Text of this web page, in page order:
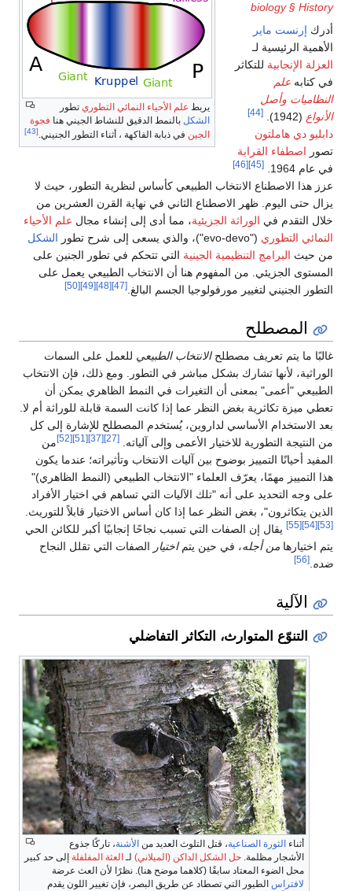
يربط علم الأحياء النمائي التطوري تطور
الشكل بالنمط الدقيق للنشاط الجيني هنا فجوة
الجين في ذبابة الفاكهة ، أثناء التطور الجنيني.[43]
biology § History
أدرك إرنست ماير
الأهمية الرئيسية لـ
العزلة الإنجابية للتكاثر
في كتابه علم
النظاميات وأصل
الأنواع (1942).
[44]
دابليو دي هاملتون
تصور اصطفاء القرابة
في عام 1964.
[45]
[46]
عزز هذا الاصطناع الانتخاب الطبيعي كأساس لنظرية التطور، حيث لا
يزال حتى اليوم. ظهر الاصطناع الثاني في نهاية القرن العشرين من
خلال التقدم في الوراثة الجزيئية، مما أدى إلى إنشاء مجال علم الأحياء
النمائي التطوري ("evo-devo")، والذي يسعى إلى شرح تطور
الشكل
من حيث البرامج التنظيمية الجينية التي تتحكم في تطور الجنين على
المستوى الجزيئي. من المفهوم هنا أن الانتخاب الطبيعي يعمل على
التطور الجنيني لتغيير مورفولوجيا الجسم البالغ. [47]
[48]
[49]
[50]
المصطلح
غالبًا ما يتم تعريف مصطلحالانتخاب الطبيعي للعمل على السمات
الوراثية، لأنها تشارك بشكل مباشر في التطور. ومع ذلك، فإن الانتخاب
الطبيعي "أعمى" بمعنى أن التغيرات في النمط الظاهري يمكن أن
تعطي ميزة تكاثرية بغض النظر عما إذا كانت السمة قابلة للوراثة أم لا.
بعد الاستخدام الأساسي لداروين، يُستخدم المصطلح للإشارة إلى كل
من النتيجة التطورية للاختيار الأعمى وإلى آلياته.
[27]
[37]
[51]
[52]
من
المفيد أحيانًا التمييز بوضوح بين آليات الانتخاب وتأثيراته؛ عندما يكون
هذا التمييز مهمًا، يعرّف العلماء "الانتخاب الطبيعي (النمط الظاهري)"
على وجه التحديد على أنه "تلك الآليات التي تساهم في اختيار الأفراد
الذين يتكاثرون"، بغض النظر عما إذا كان أساس الاختيار قابلاً للتوريث.
[53]
[54]
[55]
يقال إن الصفات التي تسبب نجاحًا إنجابيًا أكبر للكائن الحي
يتم اختيارها من أجله، في حين يتماختيار
الصفات التي تقلل النجاح
ضده [56]
الآلية
التنوّع المتوارث، التكاثر التفاضلي
أثناء الثورة الصناعية، قتل التلوث العديد من الأشنة، تاركًا جذوع
الأشجار مظلمة. حل الشكل الداكن (الميلاني) لـ العثة المفلفلة إلى حد كبير
محل الضوء المعتاد سابقًا (كلاهما موضح هنا). نظرًا لأن العث عرضة
لافتراس الطيور التي تصطاد عن طريق البصر، فإن تغيير اللون يقدم